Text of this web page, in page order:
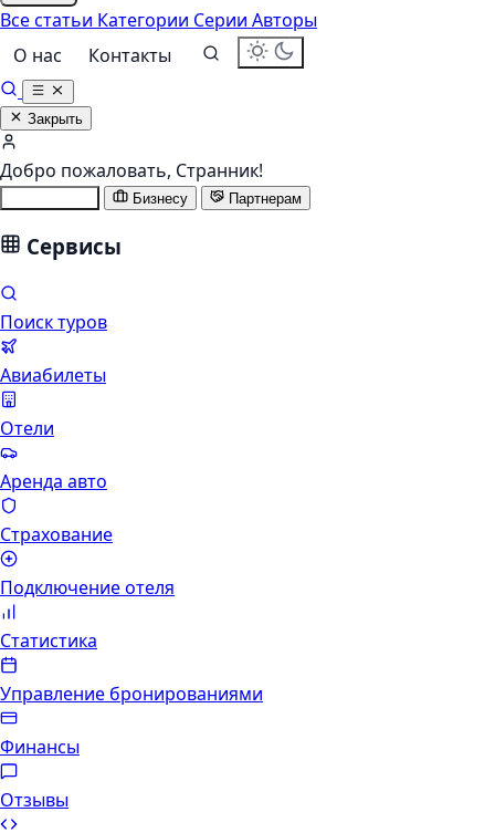
Все статьи Категории Серии Авторы
О нас
Контакты
Закрыть
Добро пожаловать, Странник!
Бизнесу Партнерам
Сервисы
Поиск туров
Авиабилеты
Отели
Аренда авто
Страхование
Подключение отеля
Статистика
Управление бронированиями
Финансы
Отзывы